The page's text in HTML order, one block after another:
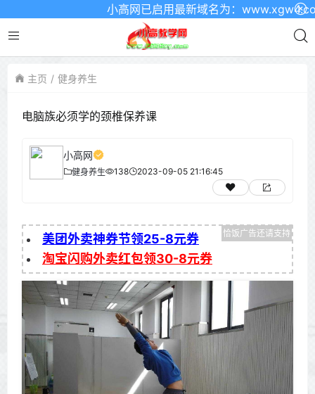
小高网已启用最新域名为：www.xgw4.com
主页 健身养生
电脑族必须学的颈椎保养课
小高网
健身养生 138 2023-09-05 21:16:45
美团外卖神券节领25-8元券
淘宝闪购外卖红包领30-8元券